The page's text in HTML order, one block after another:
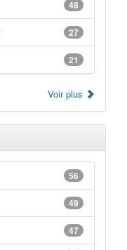
48
27
21
Voir plus
56
49
47